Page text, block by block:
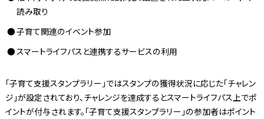
読み取り
子育て関連のイベント参加
スマートライフパスと連携するサービスの利用
「子育て支援スタンプラリー」ではスタンプの獲得状況に応じた「チャレン
ジ」が設定されており、チャレンジを達成するとスマートライフパス上でポ
イントが付与されます。「子育て支援スタンプラリー」の参加者はポイント